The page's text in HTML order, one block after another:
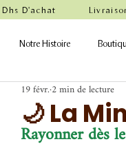
D'achat
Notre Histoire
🌙 La
19 févr.2 min de lecture
Rayonner dès